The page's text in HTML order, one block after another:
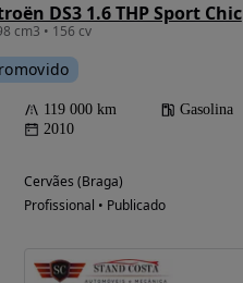
DS3 1.6 THP Sport Chic
cm3 • 156 cv
119 000 km Gasolina
2010
Cervães (Braga)
Profissional • Publicado